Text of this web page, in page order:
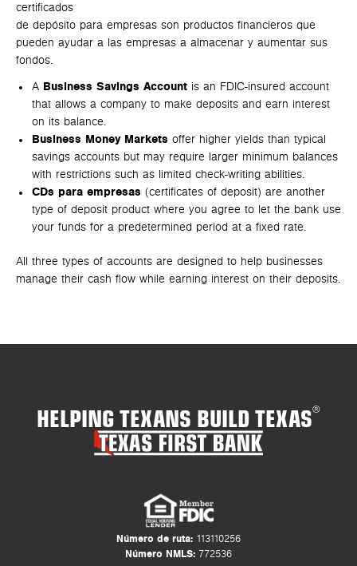
certificados
de depósito para empresas son productos financieros que
pueden ayudar a las empresas a almacenar y aumentar sus
fondos.
A Business Savings Account is an FDIC-insured account
that allows a company to make deposits and earn interest
on its balance.
Business Money Markets offer higher yields than typical
savings accounts but may require larger minimum balances
with restrictions such as limited check-writing abilities.
CDs para empresas (certificates of deposit) are another
type of deposit product where you agree to let the bank use
your funds for a predetermined period at a fixed rate.
All three types of accounts are designed to help businesses
manage their cash flow while earning interest on their deposits.
HELPING TEXANS BUILD TEXAS®
Número de ruta: 113110256
Número NMLS: 772536